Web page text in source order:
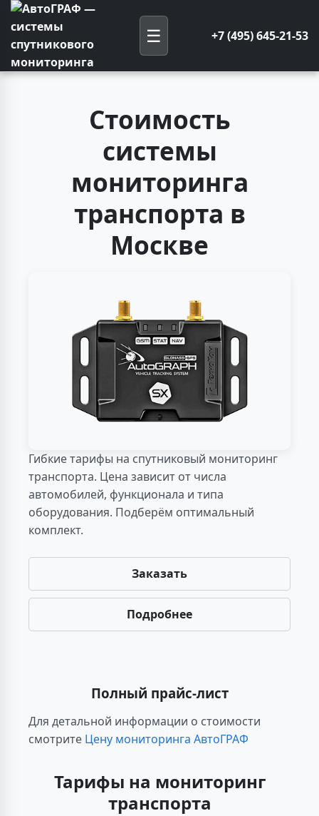
☰
+7 (495) 645-21-53
Главная Стоимость системы мониторинга
Стоимость
системы
мониторинга
транспорта в
Москве
Гибкие тарифы на спутниковый мониторинг
транспорта. Цена зависит от числа
автомобилей, функционала и типа
оборудования. Подберём оптимальный
комплект.
Заказать
Подробнее
Полный прайс-лист
Для детальной информации о стоимости
смотрите Цену мониторинга АвтоГРАФ
Тарифы на мониторинг
транспорта